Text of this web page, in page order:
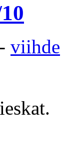
viihde